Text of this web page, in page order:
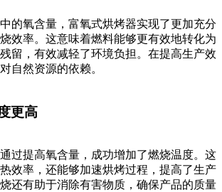
氧含量，富氧式烘烤器实现了更加充分
效率。这意味着燃料能够更有效地转化为
留，有效减轻了环境负担。在提高生产效
自然资源的依赖。
更高
提高氧含量，成功增加了燃烧温度。这
效率，还能够加速烘烤过程，提高了生产
还有助于消除有害物质，确保产品的质量